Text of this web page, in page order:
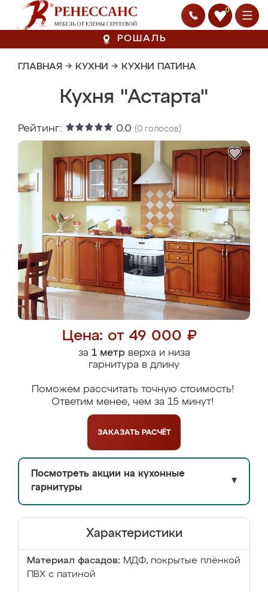
0
РОШАЛЬ
ГЛАВНАЯ → КУХНИ → КУХНИ ПАТИНА
Кухня "Астарта"
Рейтинг: 0.0 (0 голосов)
Цена: от 49 000 ₽
за 1 метрверха и низа
гарнитура в длину
Поможем рассчитать точную стоимость!
Ответим менее, чем за 15 минут!
ЗАКАЗАТЬ РАСЧЁТ
Посмотреть акции на кухонные
гарнитуры
▼
Характеристики
Материал фасадов: МДФ, покрытые плёнкой
ПВХ с патиной